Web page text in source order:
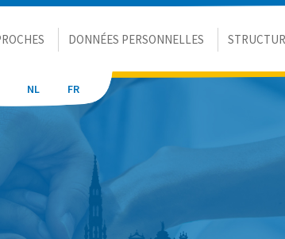
NL FR
DONNÉES PERSONNELLES
NL FR